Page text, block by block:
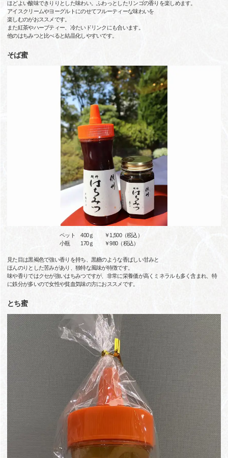
ほどよい酸味できりりとした味わい。ふわっとしたリンゴの香りを楽しめます。
アイスクリームやヨーグルトにのせてフルーティーな味わいを
楽しむのがおススメです。
また紅茶やハーブティー、冷たいドリンクにも合います。
他のはちみつと比べると結晶化しやすいです。
そば蜜
ペット 400ｇ ￥1,500（税込）
小瓶 170ｇ ￥980（税込）
見た目は黒褐色で強い香りを持ち、黒糖のような香ばしい甘みと
ほんのりとした苦みがあり、独特な風味が特徴です。
味や香りではクセが強いはちみつですが、非常に栄養価が高くミネラルも多く含まれ、特
に鉄分が多いので女性や貧血気味の方におススメです。
とち蜜